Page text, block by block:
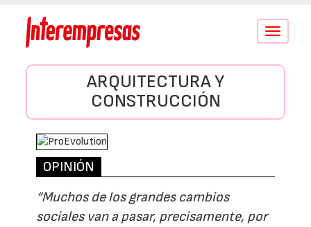
Conmutar
ARQUITECTURA Y
CONSTRUCCIÓN
OPINIÓN
“Muchos de los grandes cambios
sociales van a pasar, precisamente, por